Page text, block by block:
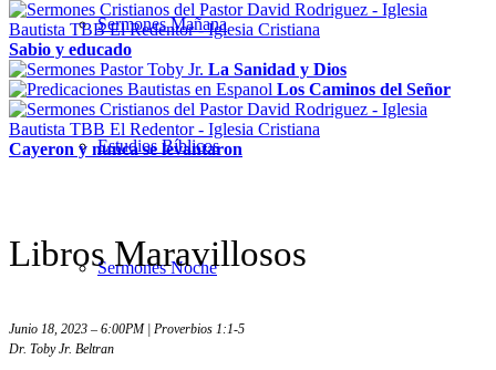
Sermones Mañana
Estudios Bíblicos
Sermones Noche
Sabio y educado
La Sanidad y Dios
Los Caminos del Señor
Cayeron y nunca se levantaron
Libros Maravillosos
Junio 18, 2023 – 6:00PM | Proverbios 1:1-5
Dr. Toby Jr. Beltran